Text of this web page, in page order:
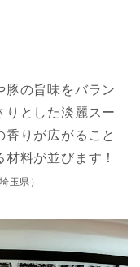
豚の旨味をバラン
りとした淡麗スー
りが広がること
料が並びます！
玉県）